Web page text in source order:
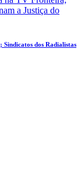
Sindicatos dos Radialistas